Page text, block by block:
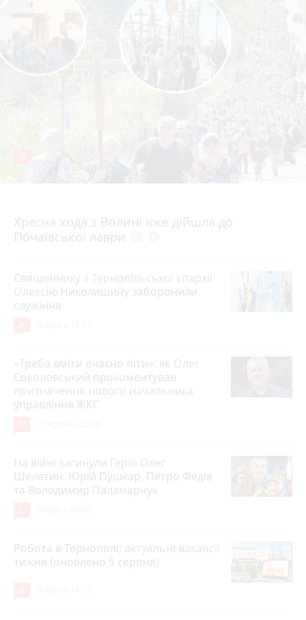
Хресна хода з Волині вже дійшла до
Почаївської лаври
Священнику з Тернопільської єпархії
Олексію Николишину заборонили
служіння
«Треба вміти вчасно піти»: як Олег
Соколовський прокоментував
призначення нового начальника
управління ЖКГ
На війні загинули Герої Олег
Шелетин, Юрій Пушкар, Петро Федів
та Володимир Паламарчук
Робота в Тернополі: актуальні вакансії
тижня (оновлено 5 серпня)